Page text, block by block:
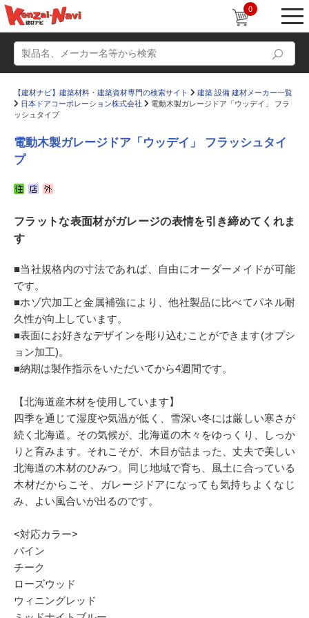
0
すまいリング 設計士インタビュー
Q＆A
お気に入り
【建材ナビ】建築材料・建築資材専門の検索サイト
建築 設備 建材メーカー一覧
日本ドアコーポレーション株式会社
電動木製ガレージドア「ウッデイ」 フラ
ッシュタイプ
電動木製ガレージドア「ウッデイ」 フラッシュタイ
プ
フラットな表面材がガレージの表情を引き締めてくれま
す
■当社規格内の寸法であれば、自由にオーダーメイドが可能
です。
■ホゾ穴加工と金属補強により、他社製品に比べてパネル耐
久性が向上しています。
■表面にお好きなデザインを彫り込むことができます(オプシ
ョン加工)。
■納期は製作指示をいただいてから4週間です。
【北海道産木材を使用しています】
四季を通じて湿度や気温が低く、雪深い冬には厳しい寒さが
続く北海道。その気候が、北海道の木々をゆっくり、しっか
りと育みます。それこそが、木目が詰まった、丈夫で美しい
北海道の木材のひみつ。同じ地域で育ち、風土に合っている
木材だからこそ、ガレージドアになっても気持ちよくなじ
み、よい風合いが出るのです。
<対応カラー>
パイン
チーク
ローズウッド
ウィニングレッド